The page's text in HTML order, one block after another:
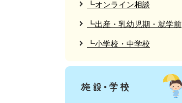
┗オンライン相談
┗出産・乳幼児期・就学前
┗小学校・中学校